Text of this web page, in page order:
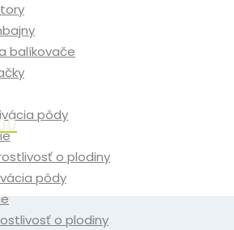
balíkovače
pôdy
o plodiny
pôdy
o plodiny